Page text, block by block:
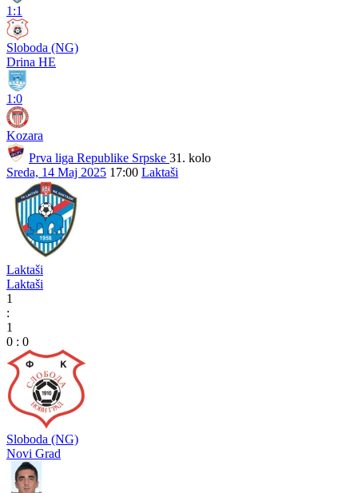
1:1
Sloboda (NG)
Drina HE
1:0
Kozara
Prva liga Republike Srpske 31. kolo
Sreda, 14 Maj 2025 17:00 Laktaši
Laktaši
Laktaši
1
:
1
0 : 0
Sloboda (NG)
Novi Grad